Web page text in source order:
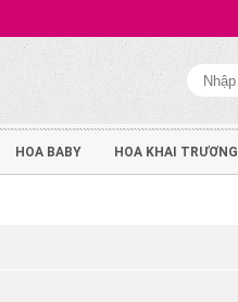
HOA BABY HOA KHAI TRƯƠNG